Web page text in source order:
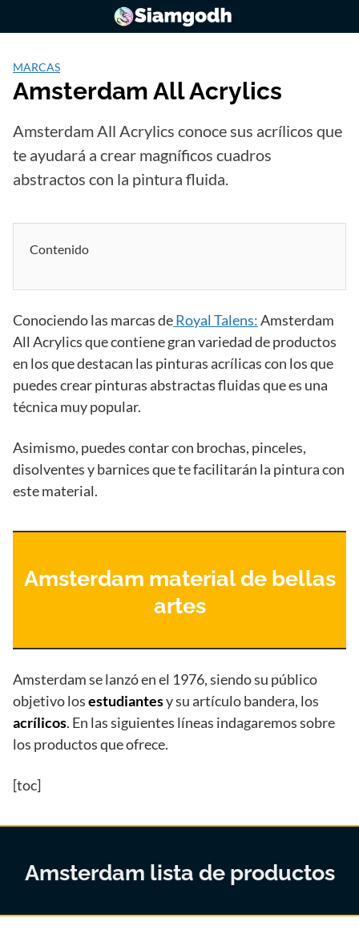
MARCAS
Amsterdam All Acrylics
Amsterdam All Acrylics conoce sus acrílicos que
te ayudará a crear magníficos cuadros
abstractos con la pintura fluida.
Contenido
Conociendo las marcas deRoyal Talens:Amsterdam
All Acrylics que contiene gran variedad de productos
en los que destacan las pinturas acrílicas con los que
puedes crear pinturas abstractas fluidas que es una
técnica muy popular.
Asimismo, puedes contar con brochas, pinceles,
disolventes y barnices que te facilitarán la pintura con
este material.
Amsterdam material de bellas
artes
Amsterdam se lanzó en el 1976, siendo su público
objetivo losestudiantesy su artículo bandera, los
acrílicos. En las siguientes líneas indagaremos sobre
los productos que ofrece.
[toc]
Amsterdam lista de productos